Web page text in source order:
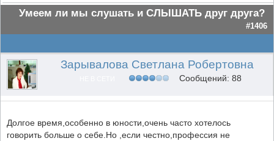
Умеем ли мы слушать и СЛЫШАТЬ друг друга?
#1406
Зарывалова Светлана Робертовна
Сообщений: 88
Долгое время,особенно в юности,очень часто хотелось
говорить больше о себе.Но ,если честно,профессия не